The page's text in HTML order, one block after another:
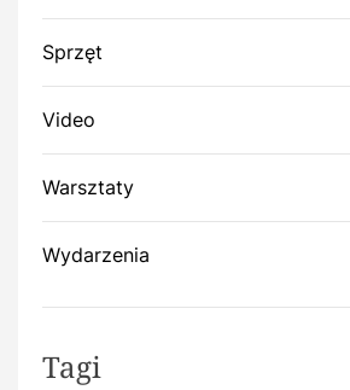
Sprzęt
Video
Warsztaty
Wydarzenia
Tagi